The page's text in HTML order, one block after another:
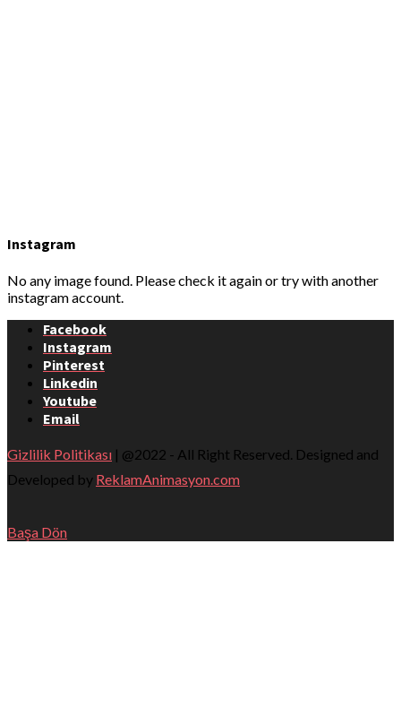
Instagram
No any image found. Please check it again or try with another
instagram account.
Facebook
Instagram
Pinterest
Linkedin
Youtube
Email
Gizlilik Politikası | @2022 - All Right Reserved. Designed and
Developed by ReklamAnimasyon.com
Başa Dön